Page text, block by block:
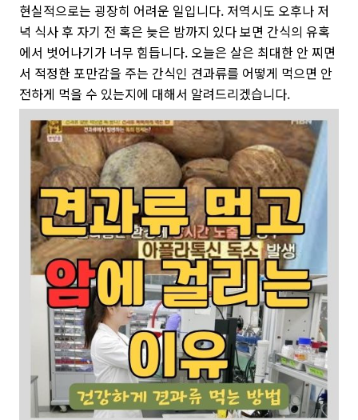
현실적으로는 굉장히 어려운 일입니다. 저역시도 오후나 저
녁 식사 후 자기 전 혹은 늦은 밤까지 있다 보면 간식의 유혹
에서 벗어나기가 너무 힘듭니다. 오늘은 살은 최대한 안 찌면
서 적정한 포만감을 주는 간식인 견과류를 어떻게 먹으면 안
전하게 먹을 수 있는지에 대해서 알려드리겠습니다.